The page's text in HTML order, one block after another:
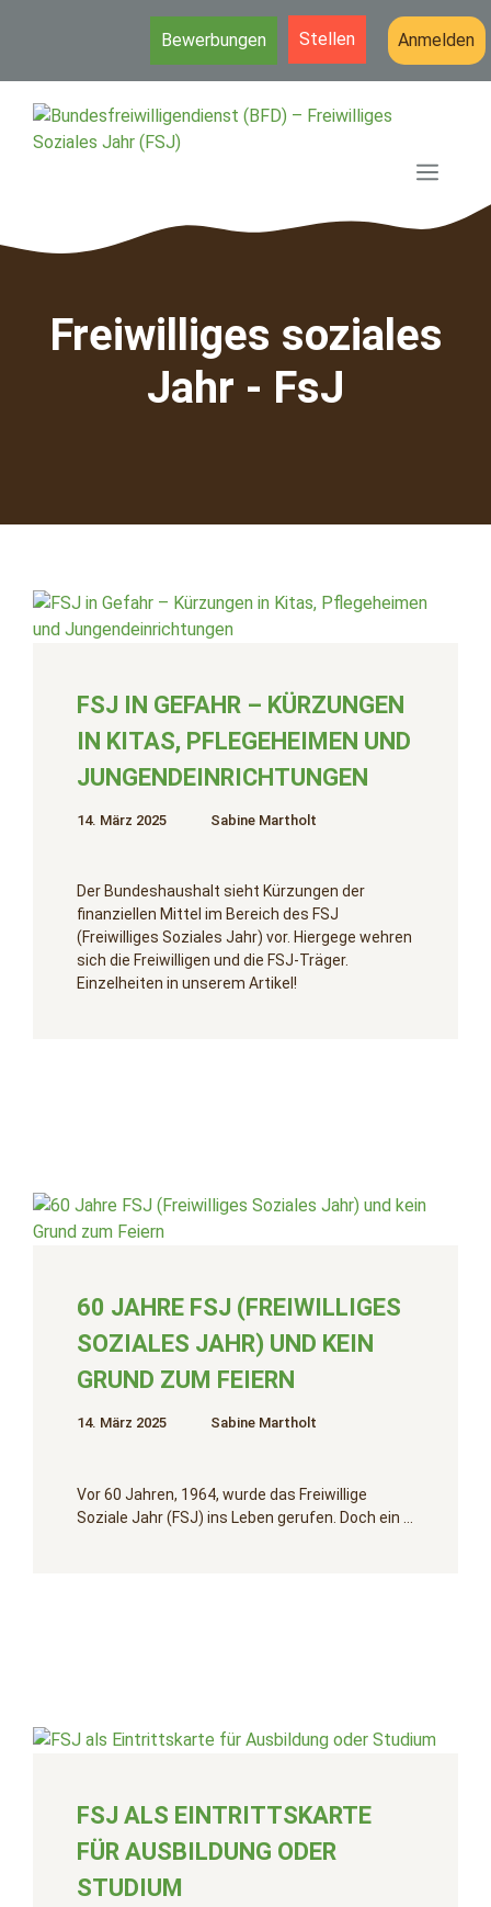
Bewerbungen Stellen Anmelden
Inhalt
springen
Freiwilliges soziales
Jahr - FsJ
FSJ IN GEFAHR – KÜRZUNGEN
IN KITAS, PFLEGEHEIMEN UND
JUNGENDEINRICHTUNGEN
14. März 2025 Sabine Martholt
Der Bundeshaushalt sieht Kürzungen der
finanziellen Mittel im Bereich des FSJ
(Freiwilliges Soziales Jahr) vor. Hiergege wehren
sich die Freiwilligen und die FSJ-Träger.
Einzelheiten in unserem Artikel!
60 JAHRE FSJ (FREIWILLIGES
SOZIALES JAHR) UND KEIN
GRUND ZUM FEIERN
14. März 2025 Sabine Martholt
Vor 60 Jahren, 1964, wurde das Freiwillige
Soziale Jahr (FSJ) ins Leben gerufen. Doch ein …
FSJ ALS EINTRITTSKARTE
FÜR AUSBILDUNG ODER
STUDIUM